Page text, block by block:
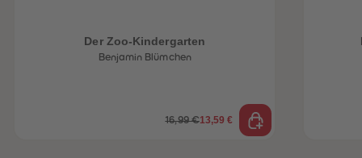
Der Zoo-Kindergarten
Benjamin Blümchen
16,99 €13,59 €